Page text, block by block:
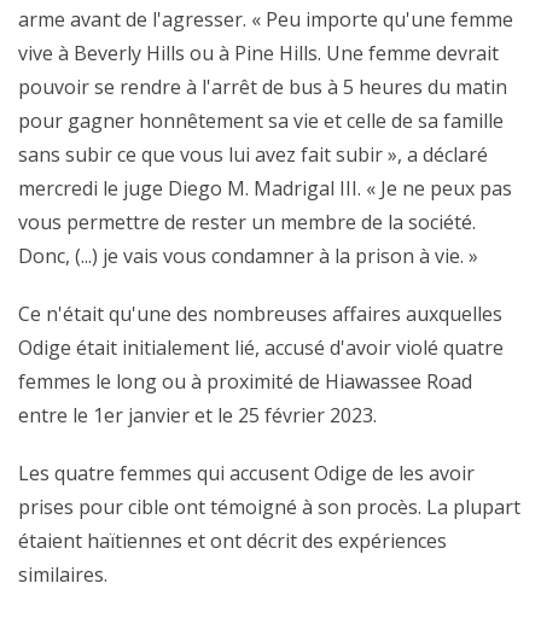
arme avant de l'agresser. « Peu importe qu'une femme
vive à Beverly Hills ou à Pine Hills. Une femme devrait
pouvoir se rendre à l'arrêt de bus à 5 heures du matin
pour gagner honnêtement sa vie et celle de sa famille
sans subir ce que vous lui avez fait subir », a déclaré
mercredi le juge Diego M. Madrigal III. « Je ne peux pas
vous permettre de rester un membre de la société.
Donc, (...) je vais vous condamner à la prison à vie. »
Ce n'était qu'une des nombreuses affaires auxquelles
Odige était initialement lié, accusé d'avoir violé quatre
femmes le long ou à proximité de Hiawassee Road
entre le 1er janvier et le 25 février 2023.
Les quatre femmes qui accusent Odige de les avoir
prises pour cible ont témoigné à son procès. La plupart
étaient haïtiennes et ont décrit des expériences
similaires.